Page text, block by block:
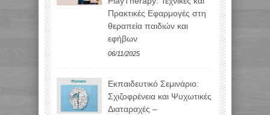
Πρακτικές Εφαρμογές στη
θεραπεία παιδιών και
εφήβων
06/11/2025
Εκπαιδευτικό Σεμινάριο:
Σχιζοφρένεια και Ψυχωτικές
Διαταραχές –